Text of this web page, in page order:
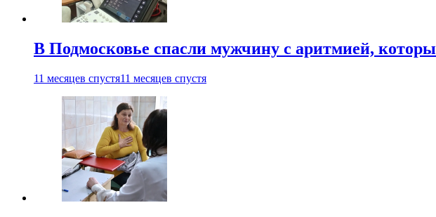
В Подмосковье спасли мужчину с аритмией,
11 месяцев спустя11 месяцев спустя